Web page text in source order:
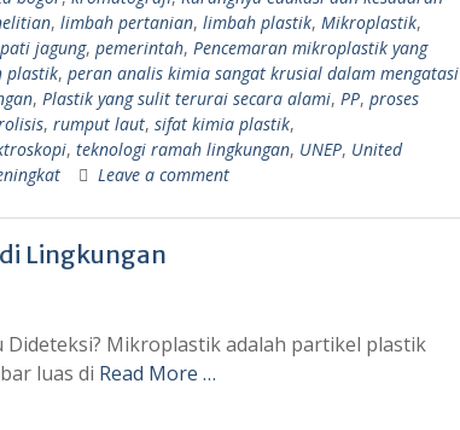
, limbah pertanian, limbah plastik, Mikroplastik,
pati jagung, pemerintah, Pencemaran mikroplastik yang
plastik, peran analis kimia sangat krusial dalam mengatasi
, Plastik yang sulit terurai secara alami, PP, proses
, rumput laut, sifat kimia plastik,
, teknologi ramah lingkungan, UNEP, United
Leave a comment
Lingkungan
Mikroplastik adalah partikel plastik
luas di Read More …